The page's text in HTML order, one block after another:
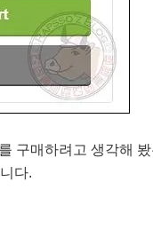
구매하려고 생각해
다.